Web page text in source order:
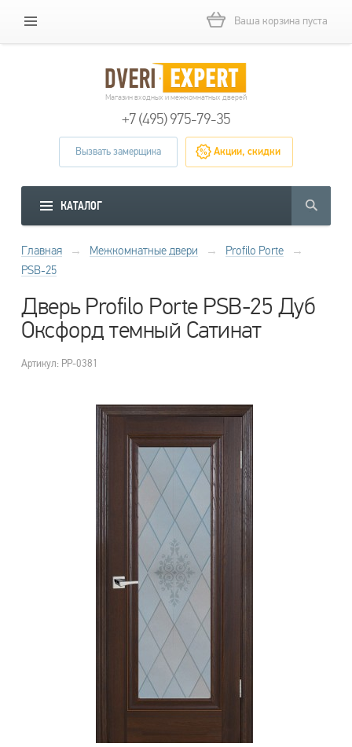
Ваша корзина пуста
Магазин входных и межкомнатных дверей
+7 (495) 975-79-35
Вызвать замерщика Акции, скидки
КАТАЛОГ
Главная → Межкомнатные двери → Profilo Porte
→
PSB-25
Дверь Profilo Porte PSB-25 Дуб
Оксфорд темный Сатинат
Артикул: PP-0381